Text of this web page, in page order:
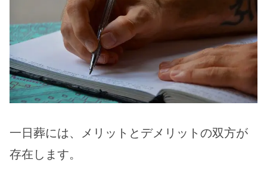
一日葬には、メリットとデメリットの双方が
存在します。